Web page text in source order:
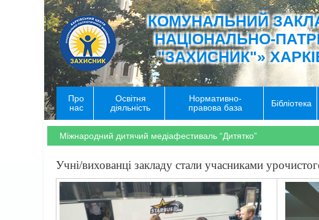
КОМУНАЛЬНИЙ
НАЦІОНАЛЬНО-
"ЗАХИСНИК"»
Про
нас
Освітня
діяльність
Нормативно-
правова база
Бібліотека
Міжнародний дитячий медіафестиваль “Дитятко”
Учні/вихованці закладу стали учасниками